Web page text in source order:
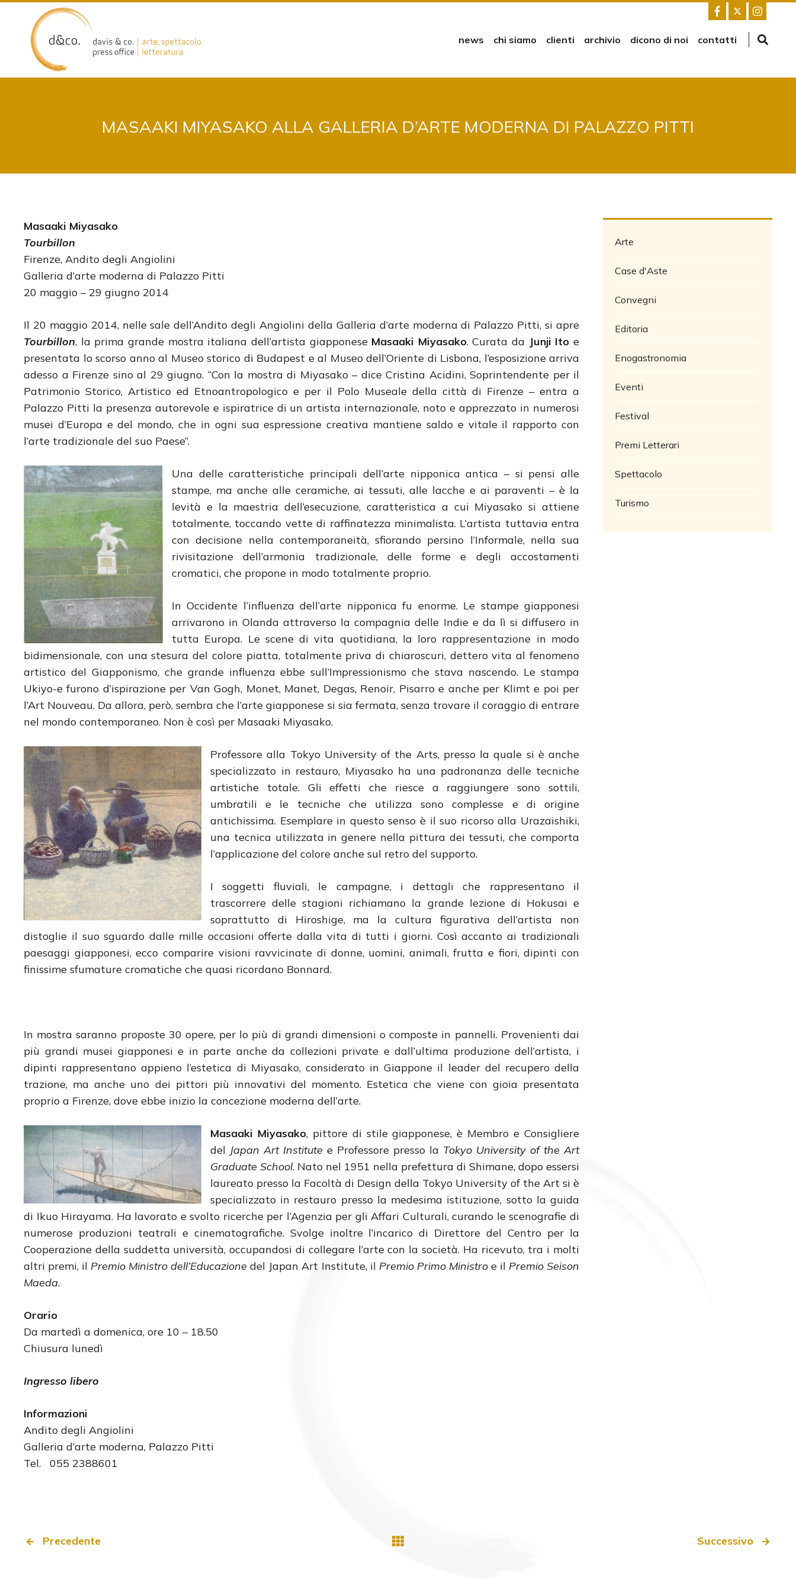
content
news chi siamo clienti archivio dicono di noi contatti
MASAAKI MIYASAKO ALLA GALLERIA D’ARTE MODERNA DI PALAZZO PITTI
Masaaki Miyasako
Tourbillon
Firenze, Andito degli Angiolini
Galleria d’arte moderna di Palazzo Pitti
20 maggio – 29 giugno 2014
Il 20 maggio 2014, nelle sale dell’Andito degli Angiolini della Galleria d’arte moderna di Palazzo Pitti, si apre
Tourbillon, la prima grande mostra italiana dell’artista giapponese Masaaki Miyasako. Curata da Junji Ito e
presentata lo scorso anno al Museo storico di Budapest e al Museo dell’Oriente di Lisbona, l’esposizione arriva
adesso a Firenze sino al 29 giugno. “Con la mostra di Miyasako – dice Cristina Acidini, Soprintendente per il
Patrimonio Storico, Artistico ed Etnoantropologico e per il Polo Museale della città di Firenze – entra a
Palazzo Pitti la presenza autorevole e ispiratrice di un artista internazionale, noto e apprezzato in numerosi
musei d’Europa e del mondo, che in ogni sua espressione creativa mantiene saldo e vitale il rapporto con
l’arte tradizionale del suo Paese”.
Una delle caratteristiche principali dell’arte nipponica antica – si pensi alle
stampe, ma anche alle ceramiche, ai tessuti, alle lacche e ai paraventi – è la
levità e la maestria dell’esecuzione, caratteristica a cui Miyasako si attiene
totalmente, toccando vette di raffinatezza minimalista. L’artista tuttavia entra
con decisione nella contemporaneità, sfiorando persino l’Informale, nella sua
rivisitazione dell’armonia tradizionale, delle forme e degli accostamenti
cromatici, che propone in modo totalmente proprio.
In Occidente l’influenza dell’arte nipponica fu enorme. Le stampe giapponesi
arrivarono in Olanda attraverso la compagnia delle Indie e da lì si diffusero in
tutta Europa. Le scene di vita quotidiana, la loro rappresentazione in modo
bidimensionale, con una stesura del colore piatta, totalmente priva di chiaroscuri, dettero vita al fenomeno
artistico del Giapponismo, che grande influenza ebbe sull’Impressionismo che stava nascendo. Le stampa
Ukiyo-e furono d’ispirazione per Van Gogh, Monet, Manet, Degas, Renoir, Pisarro e anche per Klimt e poi per
l’Art Nouveau. Da allora, però, sembra che l’arte giapponese si sia fermata, senza trovare il coraggio di entrare
nel mondo contemporaneo. Non è così per Masaaki Miyasako.
Professore alla Tokyo University of the Arts, presso la quale si è anche
specializzato in restauro, Miyasako ha una padronanza delle tecniche
artistiche totale. Gli effetti che riesce a raggiungere sono sottili,
umbratili e le tecniche che utilizza sono complesse e di origine
antichissima. Esemplare in questo senso è il suo ricorso alla Urazaishiki,
una tecnica utilizzata in genere nella pittura dei tessuti, che comporta
l’applicazione del colore anche sul retro del supporto.
I soggetti fluviali, le campagne, i dettagli che rappresentano il
trascorrere delle stagioni richiamano la grande lezione di Hokusai e
soprattutto di Hiroshige, ma la cultura figurativa dell’artista non
distoglie il suo sguardo dalle mille occasioni offerte dalla vita di tutti i giorni. Così accanto ai tradizionali
paesaggi giapponesi, ecco comparire visioni ravvicinate di donne, uomini, animali, frutta e fiori, dipinti con
finissime sfumature cromatiche che quasi ricordano Bonnard.
In mostra saranno proposte 30 opere, per lo più di grandi dimensioni o composte in pannelli. Provenienti dai
più grandi musei giapponesi e in parte anche da collezioni private e dall’ultima produzione dell’artista, i
dipinti rappresentano appieno l’estetica di Miyasako, considerato in Giappone il leader del recupero della
trazione, ma anche uno dei pittori più innovativi del momento. Estetica che viene con gioia presentata
proprio a Firenze, dove ebbe inizio la concezione moderna dell’arte.
Masaaki Miyasako, pittore di stile giapponese, è Membro e Consigliere
del Japan Art Institute e Professore presso la Tokyo University of the Art
Graduate School. Nato nel 1951 nella prefettura di Shimane, dopo essersi
laureato presso la Facoltà di Design della Tokyo University of the Art si è
specializzato in restauro presso la medesima istituzione, sotto la guida
di Ikuo Hirayama. Ha lavorato e svolto ricerche per l’Agenzia per gli Affari Culturali, curando le scenografie di
numerose produzioni teatrali e cinematografiche. Svolge inoltre l’incarico di Direttore del Centro per la
Cooperazione della suddetta università, occupandosi di collegare l’arte con la società. Ha ricevuto, tra i molti
altri premi, il Premio Ministro dell’Educazione del Japan Art Institute, il Premio Primo Ministroe il Premio Seison
Maeda.
Orario
Da martedì a domenica, ore 10 – 18.50
Chiusura lunedì
Ingresso libero
Informazioni
Andito degli Angiolini
Galleria d’arte moderna, Palazzo Pitti
Tel. 055 2388601
Arte
Case d'Aste
Convegni
Editoria
Enogastronomia
Eventi
Festival
Premi Letterari
Spettacolo
Turismo
Precedente Successivo